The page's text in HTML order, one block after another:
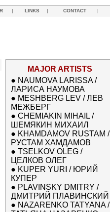
| LINKS | CONTACT |
MAJOR ARTISTS
● NAUMOVA LARISSA /
ЛАРИСА НАУМОВА
● MESHBERG LEV / ЛЕВ
МЕЖБЕРГ
● CHEMIAKIN MIHAIL /
ШЕМЯКИН МИХАИЛ
● KHAMDAMOV RUSTAM /
РУСТАМ ХАМДАМОВ
● TSELKOV OLEG /
ЦЕЛКОВ ОЛЕГ
● KUPER YURI / ЮРИЙ
КУПЕР
● PLAVINSKY DMITRY /
ДМИТРИЙ ПЛАВИНСКИЙ
● NAZARENKO TATYANA /